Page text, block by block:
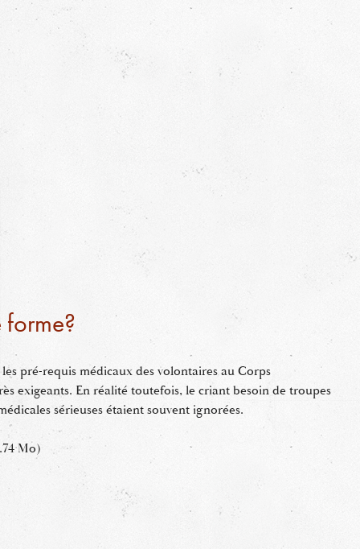
pré-requis médicaux des volontaires au Corps
exigeants. En réalité toutefois, le criant besoin de troupes
sérieuses étaient souvent ignorées.
Mo)